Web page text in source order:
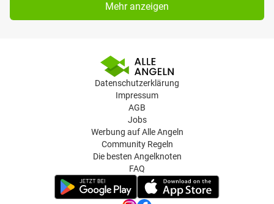
Mehr anzeigen
Datenschutzerklärung
Impressum
AGB
Jobs
Werbung auf Alle Angeln
Community Regeln
Die besten Angelknoten
FAQ